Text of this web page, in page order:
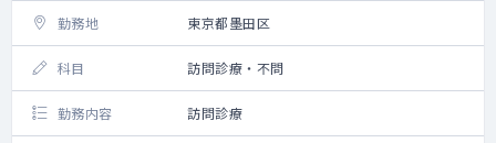
勤務地 東京都墨田区
科目 訪問診療・不問
勤務内容 訪問診療